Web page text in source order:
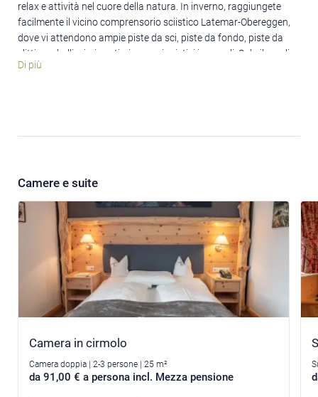
relax e attività nel cuore della natura. In inverno, raggiungete
facilmente il vicino comprensorio sciistico Latemar-Obereggen,
dove vi attendono ampie piste da sci, piste da fondo, piste da
slittino e bellissimi sentieri escursionistici invernali. Solo il meglio
per una vacanza da sogno sulla neve. Camere e suite
Di più
Camere e suite
Camera in cirmolo
Camera doppia | 2-3 persone | 25 m²
da 91,00 € a persona incl. Mezza pensione